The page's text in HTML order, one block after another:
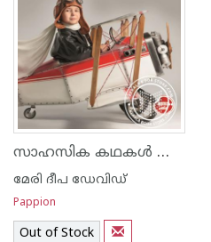
സാഹസിക കഥകള്‍ പെണ്‍കുട്ടികള്‍ക്ക്
മേരി ദീപ ഡേവിഡ്
Pappion
Out of Stock